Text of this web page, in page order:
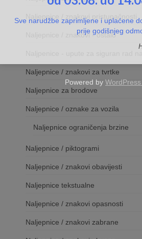
Naljepnice / znakovi pristupačnosti
Naljepnice / znakovi - ostalo
Naljepnice / znakovi za tvrtke
Naljepnice za brodove
Naljepnice / oznake za vozila
Naljepnice ograničenja brzine
Naljepnice / piktogrami
Naljepnice / znakovi obavijesti
Naljepnice tekstualne
Naljepnice / znakovi opasnosti
Naljepnice / znakovi zabrane
Sve narudžbe zaprimljene i uplaćene
prije godišnjeg
Powered by